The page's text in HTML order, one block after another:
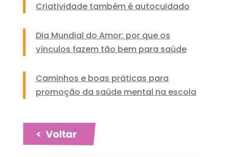
Criatividade também é autocuidado
Dia Mundial do Amor: por que os
vínculos fazem tão bem para saúde
Caminhos e boas práticas para
promoção da saúde mental na escola